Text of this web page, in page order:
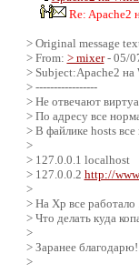
Re: Apache2
> Original message
> From: > mixer- 05/
> Subject:Apache2 на
> -----------------
> Не отвечают
> По адресу все
> В файлике hosts
>
> 127.0.0.1 localhost
> 127.0.0.2 http://
>
> На Xp все работало ...
> Что делать куда
>
> Заранее благодарю!
>